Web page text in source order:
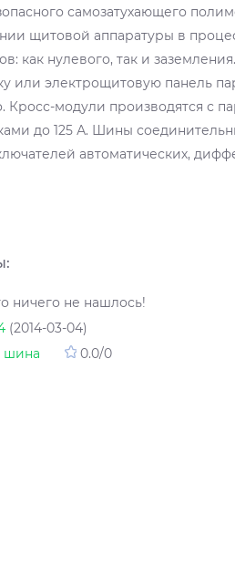
самозатухающего
щитовой аппаратуры в
как нулевого, так и
или электрощитовую панель
Кросс-модули производятся с
до 125 А. Шины
автоматических,
ничего не нашлось!
(2014-03-04)
шина 0.0/0